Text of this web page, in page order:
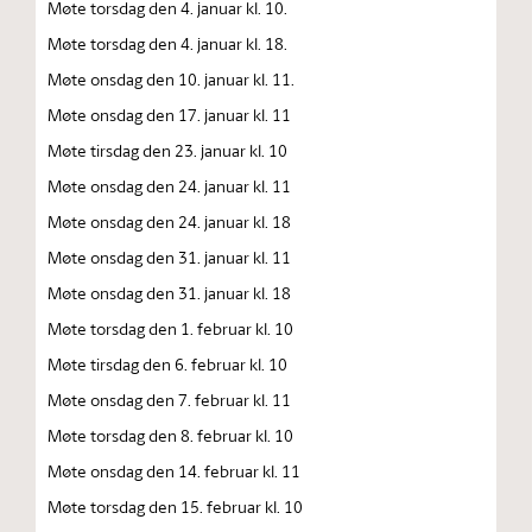
Møte torsdag den 4. januar kl. 10.
Møte torsdag den 4. januar kl. 18.
Møte onsdag den 10. januar kl. 11.
Møte onsdag den 17. januar kl. 11
Møte tirsdag den 23. januar kl. 10
Møte onsdag den 24. januar kl. 11
Møte onsdag den 24. januar kl. 18
Møte onsdag den 31. januar kl. 11
Møte onsdag den 31. januar kl. 18
Møte torsdag den 1. februar kl. 10
Møte tirsdag den 6. februar kl. 10
Møte onsdag den 7. februar kl. 11
Møte torsdag den 8. februar kl. 10
Møte onsdag den 14. februar kl. 11
Møte torsdag den 15. februar kl. 10